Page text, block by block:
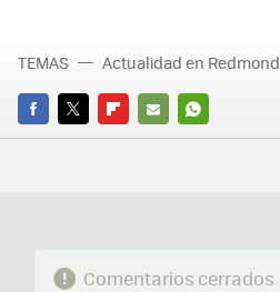
FACEBOOK
TWITTERFLIPBOARD
E-
WHATSAPP
TEMAS Actualidad en Redmond
Comentarios cerrados